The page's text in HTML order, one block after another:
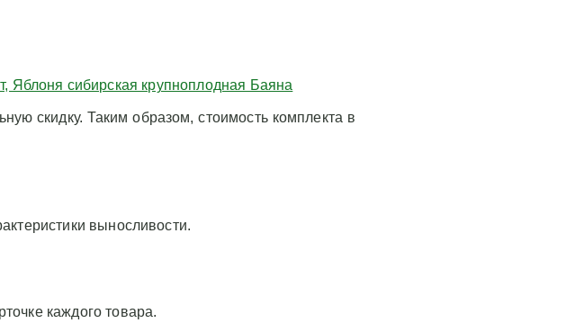
Яблоня сибирская крупноплодная Баяна
скидку. Таким образом, стоимость комплекта в
выносливости.
каждого товара.